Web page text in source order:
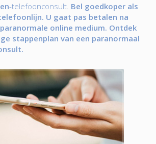
-telefoonconsult. Bel goedkoper als
U gaat pas betalen na
online medium. Ontdek
stappenplan van een paranormaal